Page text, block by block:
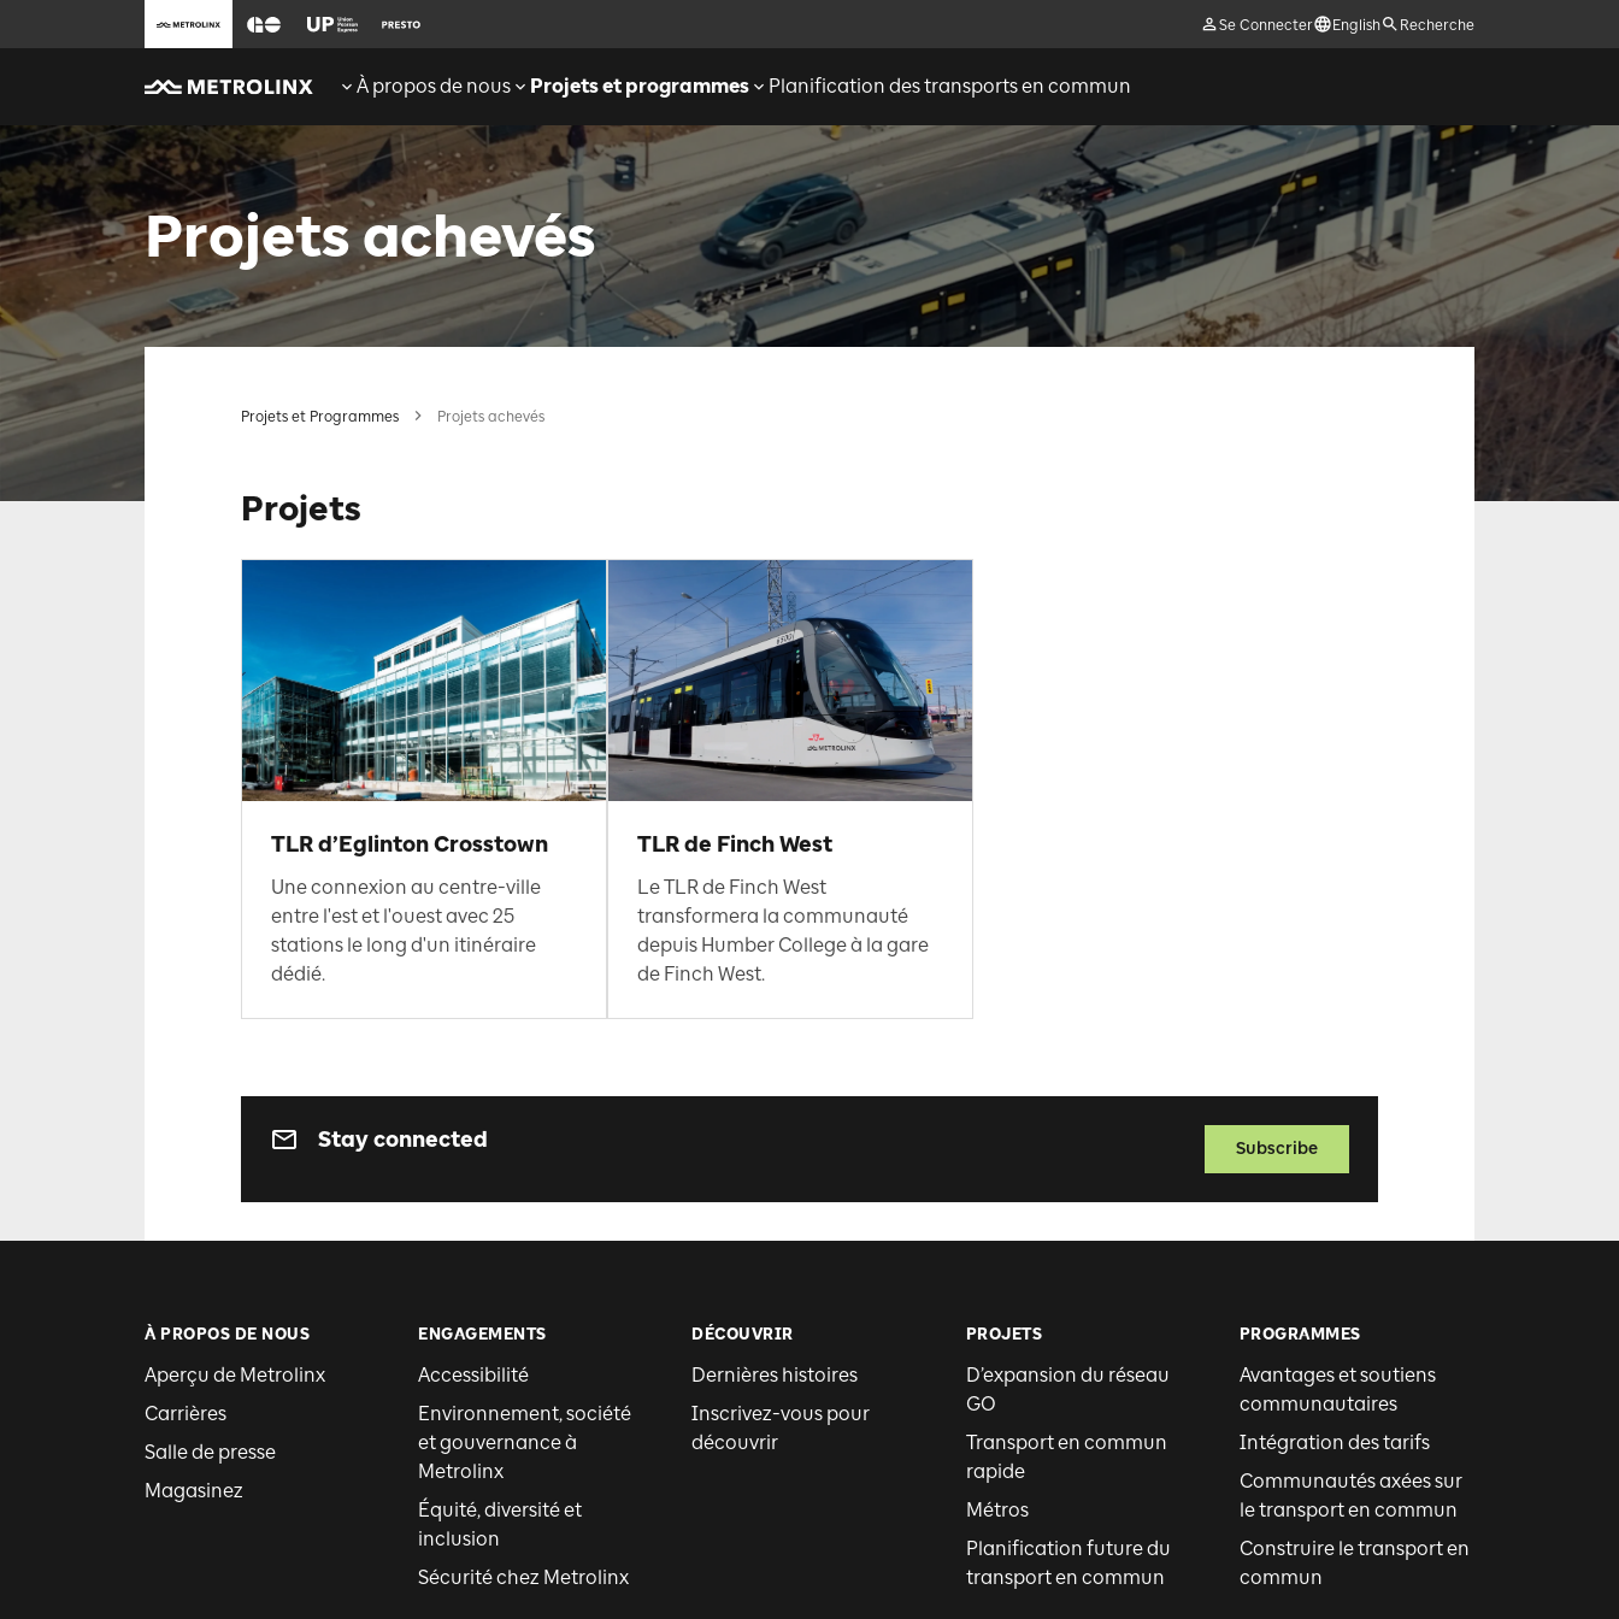
Se Connecter English Recherche
À propos de nous Projets et programmes Planification des transports en commun
Projets achevés
Projets et Programmes Projets achevés
Projets
TLR d’Eglinton Crosstown
Une connexion au centre-ville
entre l'est et l'ouest avec 25
stations le long d'un itinéraire
dédié.
TLR de Finch West
Le TLR de Finch West
transformera la communauté
depuis Humber College à la gare
de Finch West.
Stay connected Subscribe
À PROPOS DE NOUS
Aperçu de Metrolinx
Carrières
Salle de presse
Magasinez
ENGAGEMENTS
Accessibilité
Environnement, société
et gouvernance à
Metrolinx
Équité, diversité et
inclusion
Sécurité chez Metrolinx
DÉCOUVRIR
Dernières histoires
Inscrivez-vous pour
découvrir
PROJETS
D’expansion du réseau
GO
Transport en commun
rapide
Métros
Planification future du
transport en commun
PROGRAMMES
Avantages et soutiens
communautaires
Intégration des tarifs
Communautés axées sur
le transport en commun
Construire le transport en
commun